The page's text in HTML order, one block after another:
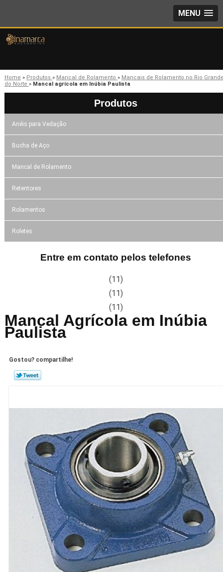
MENU
Home » Produtos » Mancal de Rolamento » Mancais de Rolamento no Rio
do Norte » Mancal agrícola em Inúbia Paulista
Produtos
Anéis para Vedação
Bucha de Aço
Mancal de Rolamento
Retentores
Rolamentos
Roletes
Entre em contato pelos telefones
(11)
(11)
(11)
Mancal Agrícola em Inúbia
Paulista
Gostou? compartilhe!